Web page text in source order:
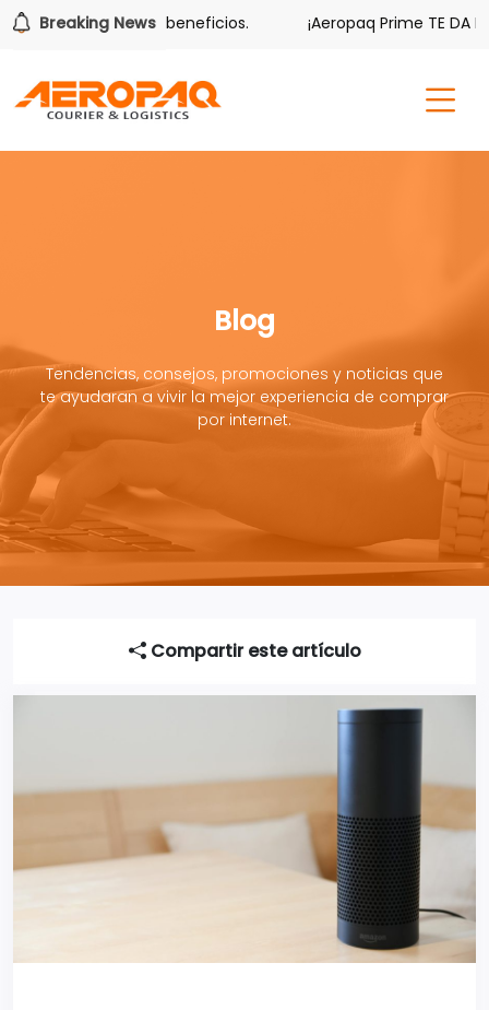
Breaking News
tiene sus beneficios. ¡Aeropaq Prime TE DA MÁS!
Blog
Tendencias, consejos, promociones y noticias que
te ayudaran a vivir la mejor experiencia de comprar
por internet.
Compartir este artículo